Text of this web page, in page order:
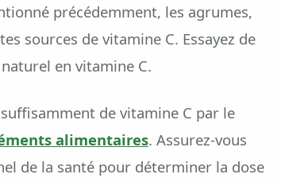
précédemment, les agrumes,
sources de vitamine C. Essayez de
en vitamine C.
de vitamine C par le
alimentaires. Assurez-vous
de la santé pour déterminer la dose